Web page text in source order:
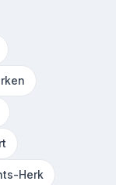
Herk